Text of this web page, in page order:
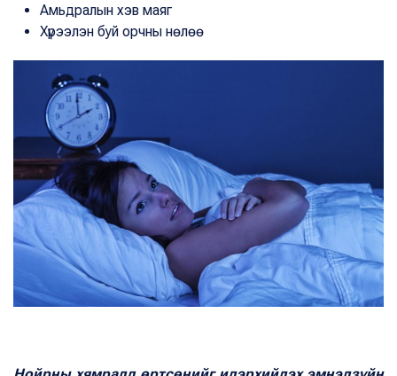
Амьдралын хэв маяг
Хүрээлэн буй орчны нөлөө